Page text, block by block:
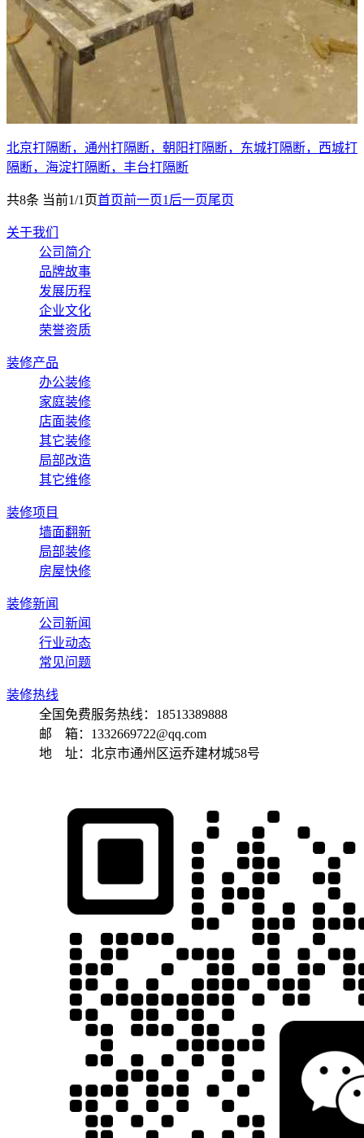
北京打隔断，通州打隔断，朝阳打隔断，东城打隔断，西城打
隔断，海淀打隔断，丰台打隔断
共8条 当前1/1页首页前一页1 后一页尾页
关于我们
公司简介
品牌故事
发展历程
企业文化
荣誉资质
装修产品
办公装修
家庭装修
店面装修
其它装修
局部改造
其它维修
装修项目
墙面翻新
局部装修
房屋快修
装修新闻
公司新闻
行业动态
常见问题
装修热线
全国免费服务热线： 18513389888
邮 箱：1332669722@qq.com
地 址：北京市通州区运乔建材城58号